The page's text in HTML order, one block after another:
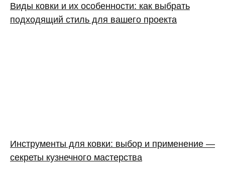
Виды ковки и их особенности: как выбрать
подходящий стиль для вашего проекта
Инструменты для ковки: выбор и применение —
секреты кузнечного мастерства